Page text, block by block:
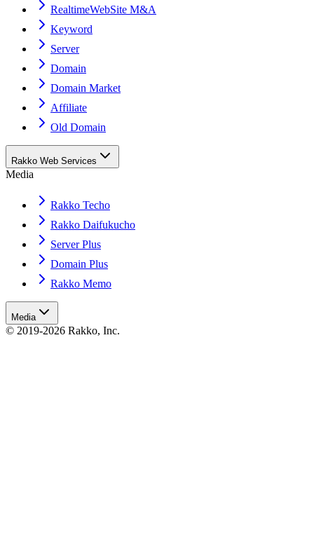
RealtimeWebSite M&A
Keyword
Server
Domain
Domain Market
Affiliate
Old Domain
Rakko Web Services
Media
Rakko Techo
Rakko Daifukucho
Server Plus
Domain Plus
Rakko Memo
Media
© 2019-2026 Rakko, Inc.